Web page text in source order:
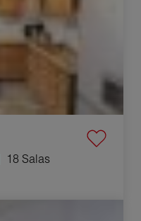
18 Salas
Salas 35.38 m²